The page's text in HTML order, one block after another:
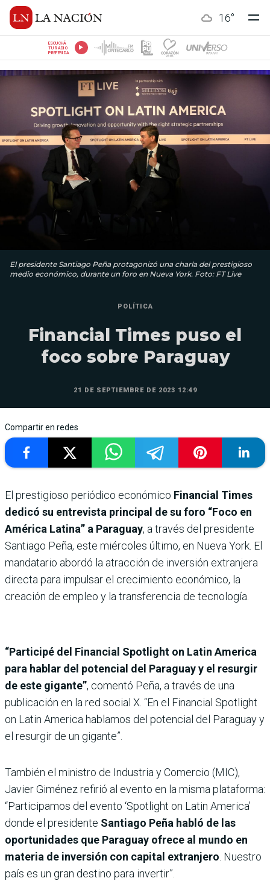
16°
ESCUCHÁ
TU RADIO
PREFERIDA
El presidente Santiago Peña protagonizó una charla del prestigioso
medio económico, durante un foro en Nueva York. Foto: FT Live
POLÍTICA
Financial Times puso el
foco sobre Paraguay
21 DE SEPTIEMBRE DE 2023 12:49
Compartir en redes
El prestigioso periódico económico Financial Times
dedicó su entrevista principal de su foro “Foco en
América Latina” a Paraguay, a través del presidente
Santiago Peña, este miércoles último, en Nueva York. El
mandatario abordó la atracción de inversión extranjera
directa para impulsar el crecimiento económico, la
creación de empleo y la transferencia de tecnología.
“Participé del Financial Spotlight on Latin America
para hablar del potencial del Paraguay y el resurgir
de este gigante”, comentó Peña, a través de una
publicación en la red social X. “En el Financial Spotlight
on Latin America hablamos del potencial del Paraguay y
el resurgir de un gigante”.
También el ministro de Industria y Comercio (MIC),
Javier Giménez refirió al evento en la misma plataforma:
“Participamos del evento ‘Spotlight on Latin America’
donde el presidente Santiago Peña habló de las
oportunidades que Paraguay ofrece al mundo en
materia de inversión con capital extranjero . Nuestro
país es un gran destino para invertir”.